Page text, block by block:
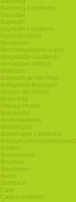
Bamberg-Landkreis
Baunatal
Bayreuth
Bayreuth-Landkreis
Bayreuth-Stadt
Bensheim
Berchtesgadener-Land
Bergstraße-Landkreis
Bernkastel-Wittlich
Biberach
Biberach-an-der-Riss
Bietigheim-Bissingen
Bingen-am-Rhein
Birkenfeld
Bitburg-Pruem
Blieskastel
Bodenseekreis
Boeblingen
Boeblingen-Landkreis
Breisgau-Hochschwarzwald
Bretten
Bruchkoebel
Bruchsal
Buedingen
Buehl
Butzbach
Calw
Calw-Landkreis